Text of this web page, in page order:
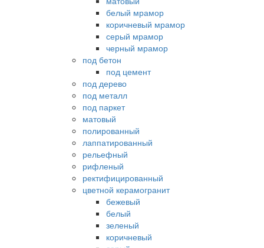
белый мрамор
коричневый мрамор
серый мрамор
черный мрамор
под бетон
под цемент
под дерево
под металл
под паркет
матовый
полированный
лаппатированный
рельефный
рифленый
ректифицированный
цветной керамогранит
бежевый
белый
зеленый
коричневый